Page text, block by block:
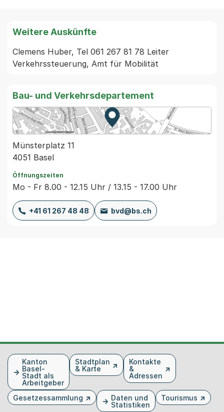
Weitere Auskünfte
Clemens Huber, Tel 061 267 81 78 Leiter
Verkehrssteuerung, Amt für Mobilität
Bau- und Verkehrsdepartement
Zur Karte von MapBS.
Externer Link, wird in einem
Münsterplatz 11
4051 Basel
Öffnungszeiten
Mo - Fr 8.00 - 12.15 Uhr / 13.15 - 17.00 Uhr
+41 61 267 48 48 bvd@bs.ch
FusszeileKanton
Basel-
Stadt als
Arbeitgeber
Stadtplan
& Karte
Kontakte
&
Adressen
Gesetzessammlung
Daten und
Statistiken
Tourismus